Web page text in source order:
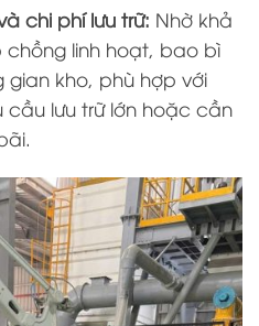
chi phí lưu trữ: Nhờ khả
linh hoạt, bao bì
gian kho, phù hợp với
lưu trữ lớn hoặc cần